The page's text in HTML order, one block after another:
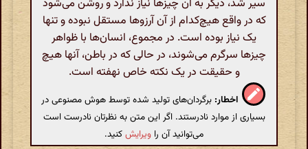
سیر شد، دیگر به آن چیزها نیاز ندارد و روشن می‌شود
که در واقع هیچ‌کدام از آن آرزوها مستقل نبوده و تنها
یک نیاز بوده است. در مجموع، انسان‌ها با ظواهر
چیزها سرگرم می‌شوند، در حالی که در باطن، آنها هیچ
و حقیقت در یک نکته خاص نهفته است.
اخطار: برگردان‌های تولید شده توسط هوش مصنوعی در
بسیاری از موارد نادرستند. اگر این متن به نظرتان نادرست است
می‌توانید آن را ویرایشکنید.